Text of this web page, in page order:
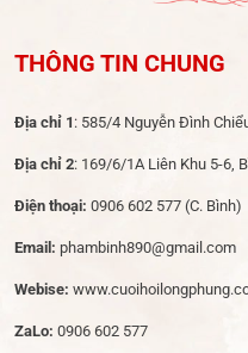
THÔNG TIN CHUNG
Địa chỉ 1 : 585/4 Nguyễn Đình
Địa chỉ 2: 169/6/1A Liên Khu 5-6,
Điện thoại: 0906 602 577 (C. Bình)
Email: phambinh890@gmail.com
Webise:
ZaLo: 0906 602 577